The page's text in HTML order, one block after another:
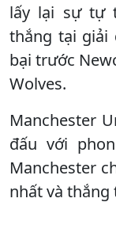
lấy lại sự tự
thắng tại giải
bại trước
Wolves.
Manchester
đấu với
Manchester
nhất và thắng